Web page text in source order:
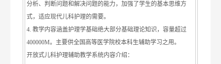
分析、判断问题和解决问题的能力，加强了学生的基本思维方
式，适应现代儿科护理的需要。
4. 教学内容涵盖护理学基础绝大部分基础理论知识，容量超过
400000M。主要供全国高等医学院校本科生辅助学习之用。
开放式儿科护理辅助教学系统内容介绍：